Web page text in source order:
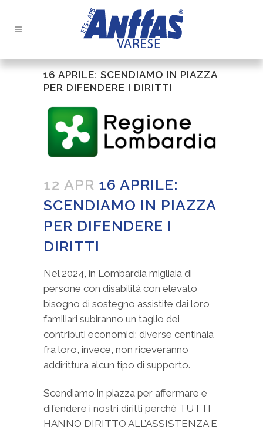
16 APRILE: SCENDIAMO IN PIAZZA
PER DIFENDERE I DIRITTI
12 APR 16 APRILE:
SCENDIAMO IN PIAZZA
PER DIFENDERE I
DIRITTI
Nel 2024, in Lombardia migliaia di
persone con disabilità con elevato
bisogno di sostegno assistite dai loro
familiari subiranno un taglio dei
contributi economici: diverse centinaia
fra loro, invece, non riceveranno
addirittura alcun tipo di supporto.
Scendiamo in piazza per affermare e
difendere i nostri diritti perché TUTTI
HANNO DIRITTO ALL’ASSISTENZA E